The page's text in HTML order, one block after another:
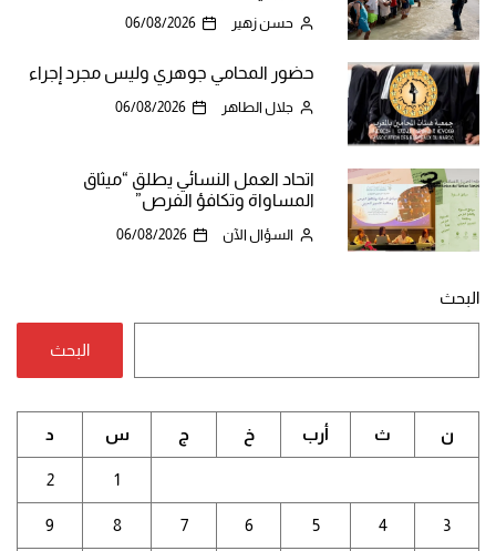
حسن زهير 06/08/2026
حضور المحامي جوهري وليس مجرد إجراء
جلال الطاهر 06/08/2026
اتحاد العمل النسائي يطلق “ميثاق
المساواة وتكافؤ الفرص”
السؤال الآن 06/08/2026
البحث
البحث
ن ث أرب خ ج س د
1
2
3
4
5
6
7
8
9